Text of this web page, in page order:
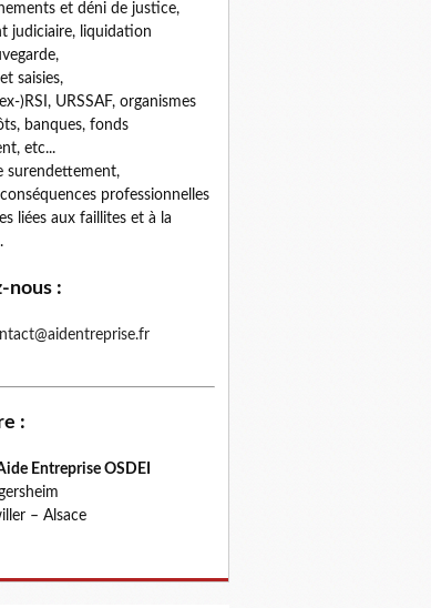
et déni de justice,
judiciaire, liquidation
saisies,
)RSI, URSSAF, organismes
banques, fonds
etc...
surendettement,
professionnelles
liées aux faillites et à la
nous :
:
Entreprise OSDEI
– Alsace